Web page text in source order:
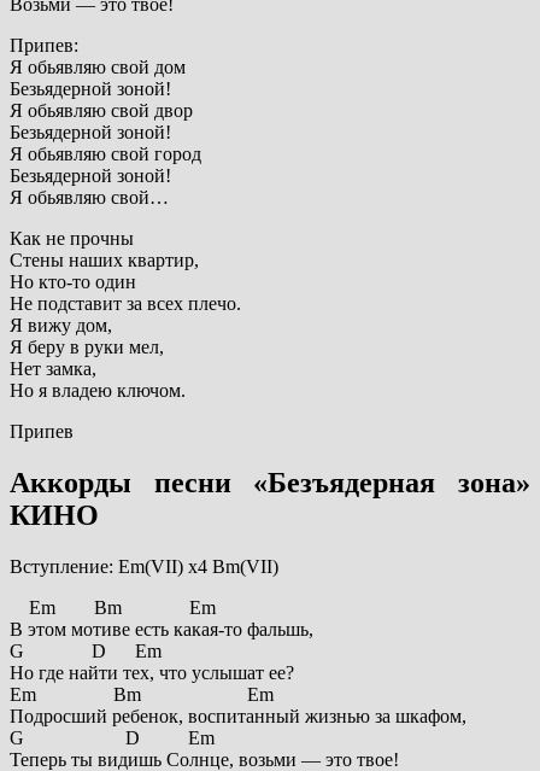
Припев:
Я обьявляю свой дом
Безьядерной зоной!
Я обьявляю свой двор
Безьядерной зоной!
Я обьявляю свой город
Безьядерной зоной!
Я обьявляю свой…
Как не прочны
Стены наших квартир,
Но кто-то один
Не подставит за всех плечо.
Я вижу дом,
Я беру в руки мел,
Нет замка,
Но я владею ключом.
Припев
Аккорды песни «Безъядерная зона»
КИНО
Вступление: Em(VII) x4 Bm(VII)
Em Bm Em
В этом мотиве есть какая-то фальшь,
G D Em
Но где найти тех, что услышат ее?
Em Bm Em
Подросший ребенок, воспитанный жизнью за шкафом,
G D Em
Теперь ты видишь Солнце, возьми — это твое!